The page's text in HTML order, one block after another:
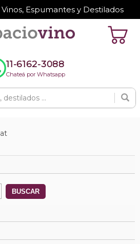
Espumantes y Destilados
11-6162-3088
Chateá por Whatsapp
BUSCAR